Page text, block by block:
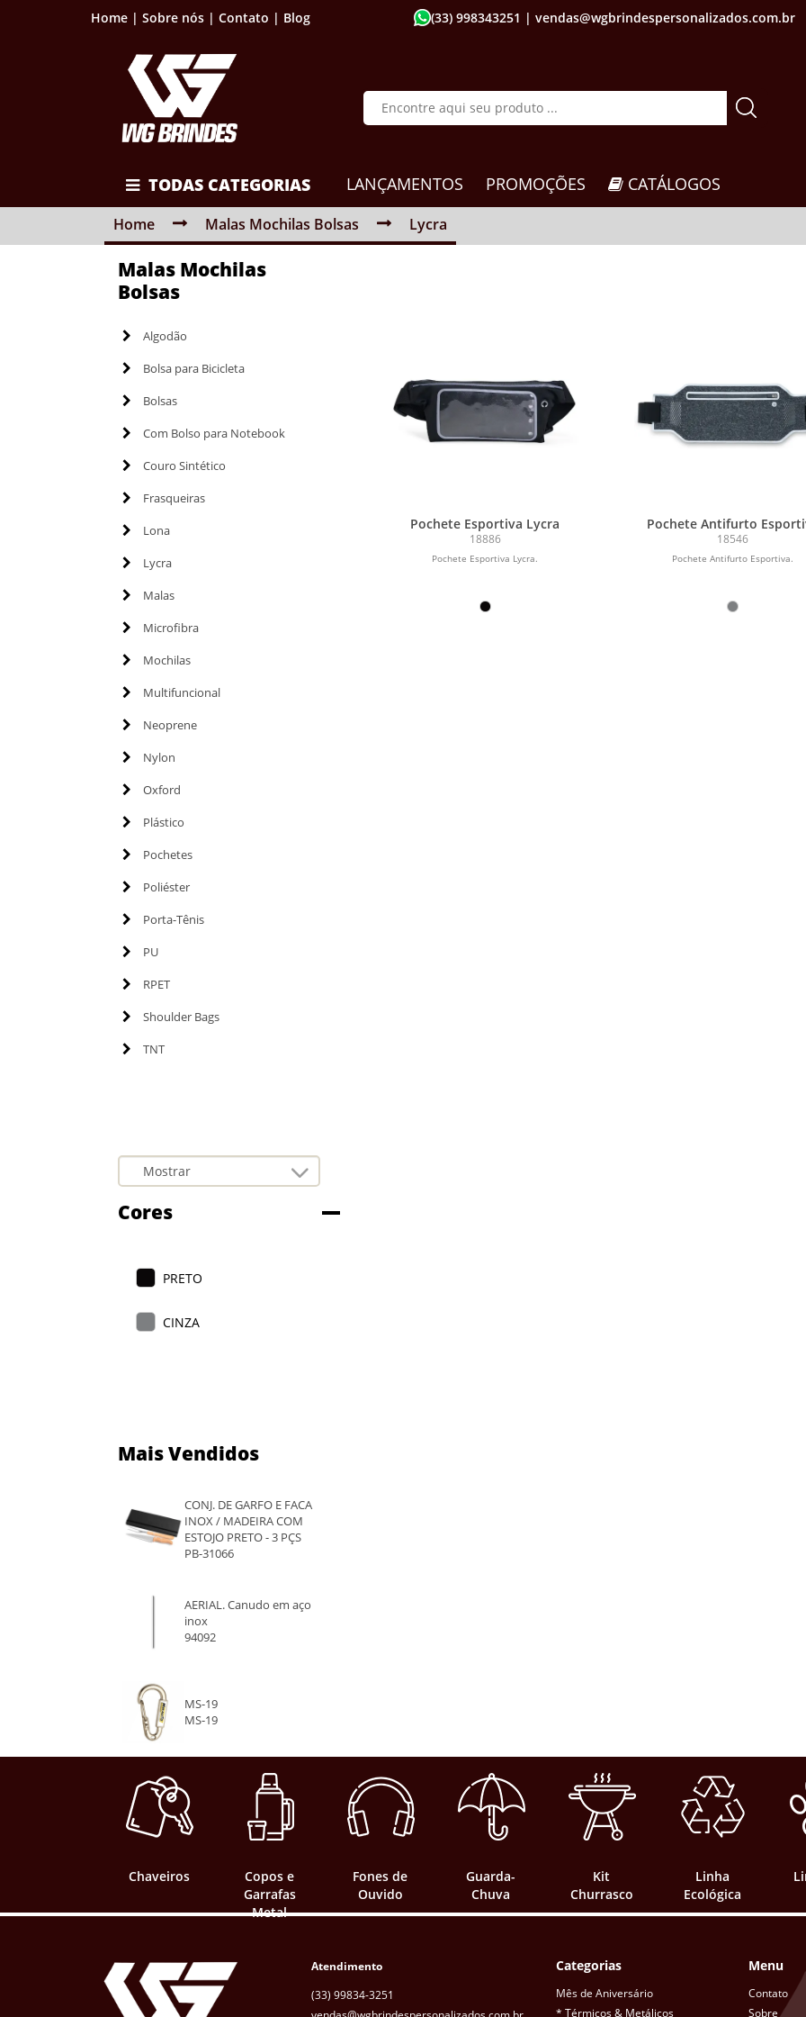
Home | Sobre nós | Contato | Blog (33) 998343251 | vendas@wgbrindespersonalizados.com.br
TODAS CATEGORIAS LANÇAMENTOS PROMOÇÕES CATÁLOGOS
Home Malas Mochilas Bolsas Lycra
Malas Mochilas
Bolsas
Algodão
Bolsa para Bicicleta
Bolsas
Com Bolso para Notebook
Couro Sintético
Frasqueiras
Lona
Lycra
Malas
Microfibra
Mochilas
Multifuncional
Neoprene
Nylon
Oxford
Plástico
Pochetes
Poliéster
Porta-Tênis
PU
RPET
Shoulder Bags
TNT
Cores
PRETO
CINZA
Mais Vendidos
CONJ. DE GARFO E FACA
INOX / MADEIRA COM
ESTOJO PRETO - 3 PÇS
PB-31066
AERIAL. Canudo em aço
inox
94092
MS-19
MS-19
Pochete Esportiva Lycra
18886
Pochete Esportiva Lycra.
Pochete Antifurto
18546
Pochete Antifurto Esportiva.
Chaveiros
Copos e
Garrafas
Metal
Fones de
Ouvido
Guarda-
Chuva
Kit
Churrasco
Linha
Ecológica
Atendimento
(33) 99834-3251
Categorias
Mês de Aniversário
* Térmicos & Metálicos
Menu
Contato
Sobre